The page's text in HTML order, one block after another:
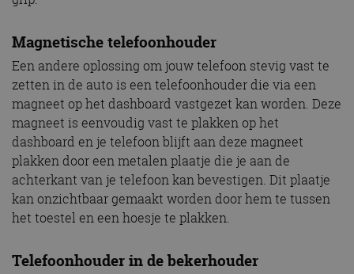
Magnetische telefoonhouder
Een andere oplossing om jouw telefoon stevig vast te
zetten in de auto is een telefoonhouder die via een
magneet op het dashboard vastgezet kan worden. Deze
magneet is eenvoudig vast te plakken op het
dashboard en je telefoon blijft aan deze magneet
plakken door een metalen plaatje die je aan de
achterkant van je telefoon kan bevestigen. Dit plaatje
kan onzichtbaar gemaakt worden door hem te tussen
het toestel en een hoesje te plakken.
Telefoonhouder in de bekerhouder